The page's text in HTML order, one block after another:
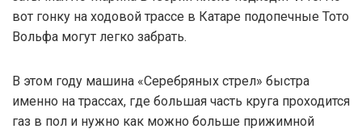
вот гонку на ходовой трассе в Катаре подопечные Тото
Вольфа могут легко забрать.
В этом году машина «Серебряных стрел» быстра
именно на трассах, где большая часть круга проходится
газ в пол и нужно как можно больше прижимной